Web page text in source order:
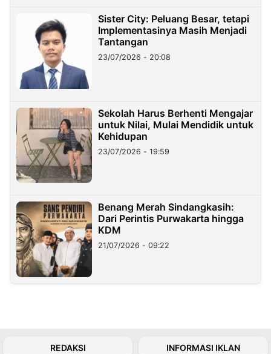
Sister City: Peluang Besar, tetapi
Implementasinya Masih Menjadi
Tantangan
23/07/2026 - 20:08
Sekolah Harus Berhenti Mengajar
untuk Nilai, Mulai Mendidik untuk
Kehidupan
23/07/2026 - 19:59
Benang Merah Sindangkasih:
Dari Perintis Purwakarta hingga
KDM
21/07/2026 - 09:22
REDAKSI INFORMASI IKLAN